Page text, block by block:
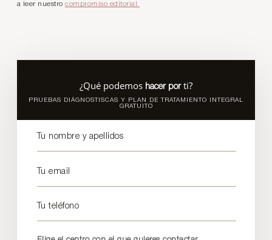
a leer nuestrocompromiso editorial.
¿Qué podemos hacer porti?
PRUEBAS DIÁGNOSTISCAS Y PLAN DE TRATAMIENTO INTEGRAL
GRATUITO
Tu nombre y apellidos
Tu email
Tu teléfono